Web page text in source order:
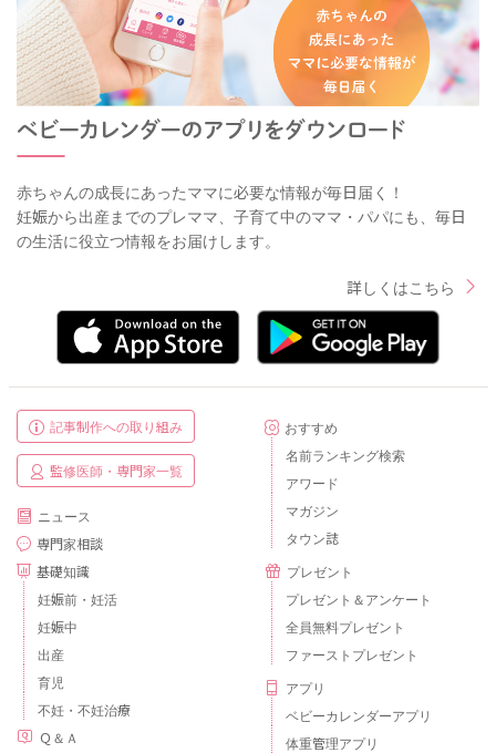
赤ちゃんの成長にあったママに必要な情報が毎日届く！
妊娠から出産までのプレママ、子育て中のママ・パパにも、毎日
の生活に役立つ情報をお届けします。
詳しくはこちら
記事制作への取り組み
監修医師・専門家一覧
ニュース
専門家相談
基礎知識
妊娠前・妊活
妊娠中
出産
育児
不妊・不妊治療
Ｑ＆Ａ
おすすめ
名前ランキング検索
アワード
マガジン
タウン誌
プレゼント
プレゼント＆アンケート
全員無料プレゼント
ファーストプレゼント
アプリ
ベビーカレンダーアプリ
体重管理アプリ